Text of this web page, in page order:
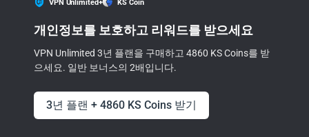
VPN Unlimited+ KS Coin
개인정보를 보호하고 리워드를 받으세요
VPN Unlimited 3년 플랜을 구매하고 4860 KS Coins를 받
으세요. 일반 보너스의 2배입니다.
3년 플랜 + 4860 KS Coins 받기